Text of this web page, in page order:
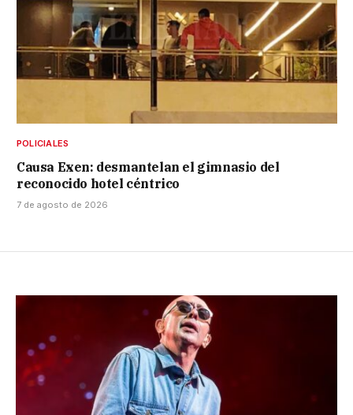
POLICIALES
Causa Exen: desmantelan el gimnasio del
reconocido hotel céntrico
7 de agosto de 2026